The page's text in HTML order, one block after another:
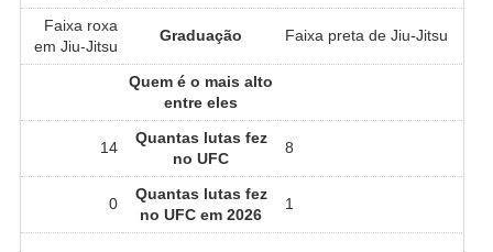
Faixa roxa
em Jiu-Jitsu
Graduação Faixa preta de Jiu-Jitsu
Quem é o mais alto
entre eles
14
Quantas lutas fez
no UFC
8
0
Quantas lutas fez
no UFC em 2026
1